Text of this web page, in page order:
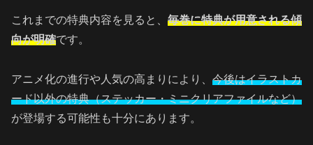
これまでの特典内容を見ると、 毎巻に特典が用意される傾
向が明確です。
アニメ化の進行や人気の高まりにより、 今後はイラストカ
ード以外の特典（ステッカー・ミニクリアファイルなど）
が登場する可能性も十分にあります。